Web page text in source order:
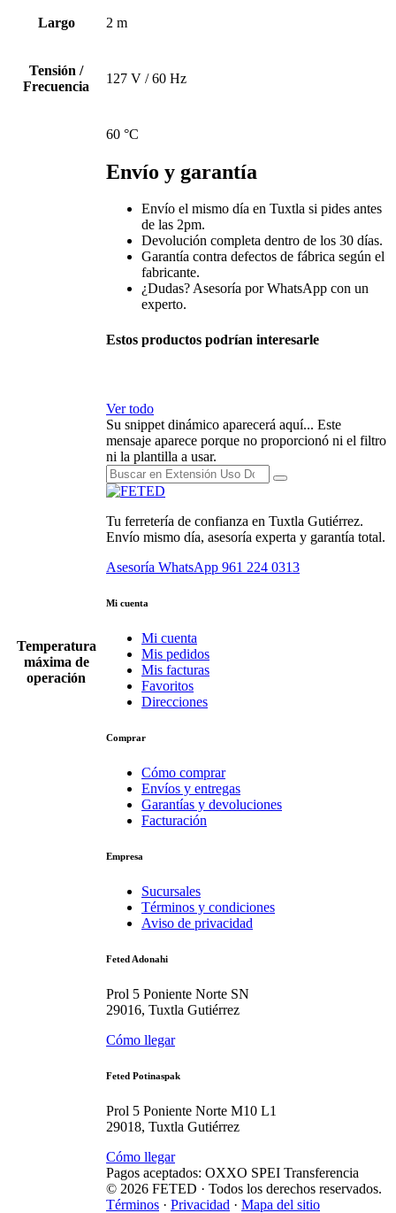
Largo 2 m
Tensión /
Frecuencia
127 V / 60 Hz
Temperatura
máxima de
operación
60 °C
Envío y garantía
Envío el mismo día en Tuxtla si pides antes
de las 2pm.
Devolución completa dentro de los 30 días.
Garantía contra defectos de fábrica según el
fabricante.
¿Dudas? Asesoría por WhatsApp con un
experto.
Estos productos podrían interesarle
Ver todo
Su snippet dinámico aparecerá aquí... Este
mensaje aparece porque no proporcionó ni el filtro
ni la plantilla a usar.
Tu ferretería de confianza en Tuxtla Gutiérrez.
Envío mismo día, asesoría experta y garantía total.
Asesoría WhatsApp 961 224 0313
Mi cuenta
Mi cuenta
Mis pedidos
Mis facturas
Favoritos
Direcciones
Comprar
Cómo comprar
Envíos y entregas
Garantías y devoluciones
Facturación
Empresa
Sucursales
Términos y condiciones
Aviso de privacidad
Feted Adonahi
Prol 5 Poniente Norte SN
29016, Tuxtla Gutiérrez
Cómo llegar
Feted Potinaspak
Prol 5 Poniente Norte M10 L1
29018, Tuxtla Gutiérrez
Cómo llegar
Pagos aceptados: OXXO SPEI Transferencia
© 2026 FETED · Todos los derechos reservados.
Términos · Privacidad · Mapa del sitio